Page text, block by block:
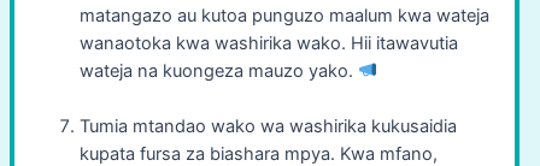
matangazo au kutoa punguzo maalum kwa wateja
wanaotoka kwa washirika wako. Hii itawavutia
wateja na kuongeza mauzo yako.
Tumia mtandao wako wa washirika kukusaidia
kupata fursa za biashara mpya. Kwa mfano,